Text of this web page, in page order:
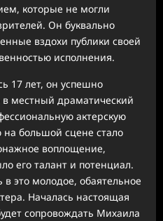
которые не могли
Он буквально
вздохи публики своей
исполнения.
17 лет, он успешно
местный драматический
актерскую
на большой сцене стало
воплощение,
его талант и потенциал.
это молодое, обаятельное
Началась настоящая
сопровождать Михаила